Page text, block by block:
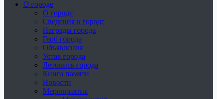
О городе
О городе
Сведения о городе
Награды города
Герб города
Объявления
Устав города
Летопись города
Книга памяти
Новости
Мероприятия